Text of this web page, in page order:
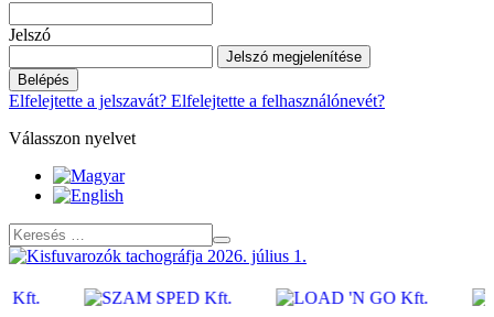
Jelszó
Jelszó megjelenítése
Belépés
Elfelejtette a jelszavát? Elfelejtette a felhasználónevét?
Válasszon nyelvet